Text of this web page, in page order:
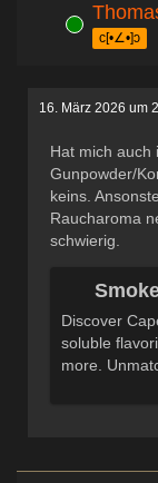
Online
c[•∠•]ɔ
16. März 2026 um
Hat mich auch
Gunpowder/
keins.
Raucharoma
schwierig.
Discover
soluble
more.